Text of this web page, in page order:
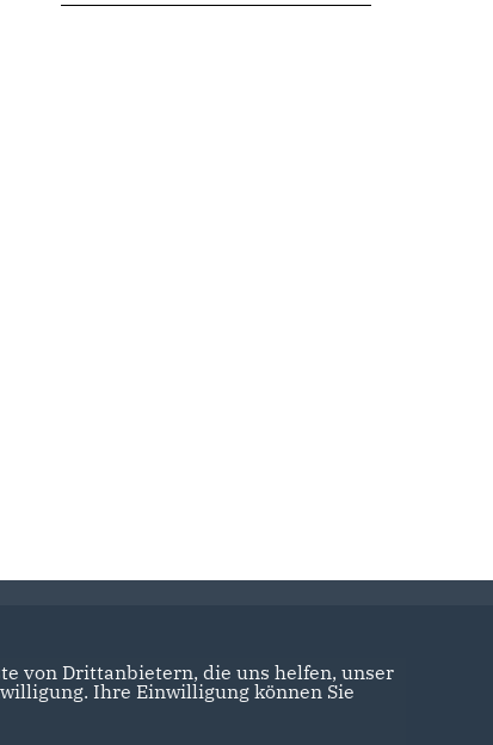
von Drittanbietern, die uns helfen, unser
Ihre Einwilligung können Sie